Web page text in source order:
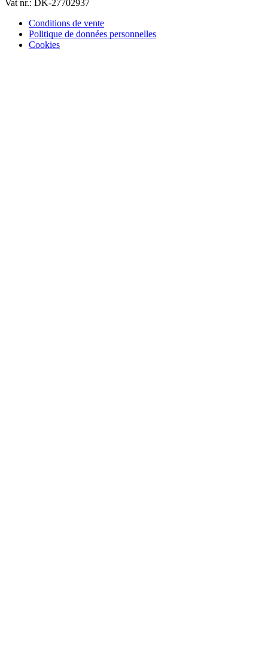
Vat nr.: DK-27702937
Conditions de vente
Politique de données personnelles
Cookies